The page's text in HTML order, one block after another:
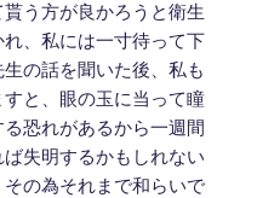
う方が良かろうと衛生
、私には一寸待って下
の話を聞いた後、私も
と、眼の玉に当って瞳
恐れがあるから一週間
失明するかもしれない
の為それまで和らいで